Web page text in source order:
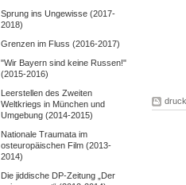
Sprung ins Ungewisse (2017-
2018)
Grenzen im Fluss (2016-2017)
"Wir Bayern sind keine Russen!"
(2015-2016)
Leerstellen des Zweiten
Weltkriegs in München und
Umgebung (2014-2015)
Nationale Traumata im
osteuropäischen Film (2013-
2014)
Die jiddische DP-Zeitung „Der